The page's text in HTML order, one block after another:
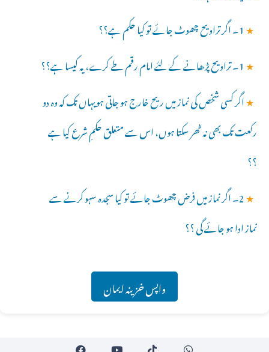
★1۔ اگر تراویح چھوٹ جائے تو کیا حکم ہے؟؟
★1۔ تراویح پڑھانے کے لئے امام رقم طے کرے، یہ کیسا ہے؟؟
★اگر کسی شخص کی نماز میں ریح خارج ہو جاتی ہویہاں تک کہ وہ دو
رکعت تک بھی نہ ٹھر سکتا ہوں، اس سے متعلق حکمِ شرع کیا ہے
؟؟
★ 2۔ اگر نماز میں فرض چھوٹ جائے تو کیا سجدہ سہو کرنے سے
نماز ادا ہو جائے گی ؟؟
واپس خزینہ ایمان